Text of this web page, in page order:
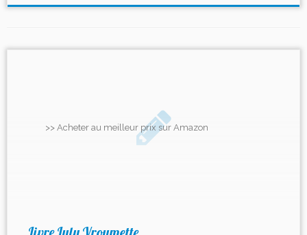
>> Acheter au meilleur prix sur Amazon